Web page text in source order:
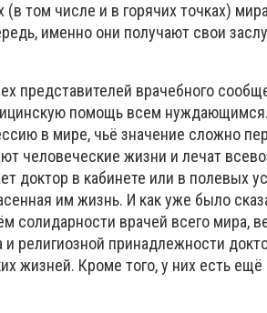
том числе и в горячих точках)
именно они получают свои
представителей врачебного
помощь всем
в мире, чьё значение сложно
человеческие жизни и лечат
доктор в кабинете или в полевых
им жизнь. И как уже было
солидарности врачей всего мира,
и религиозной принадлежности
жизней. Кроме того, у них есть